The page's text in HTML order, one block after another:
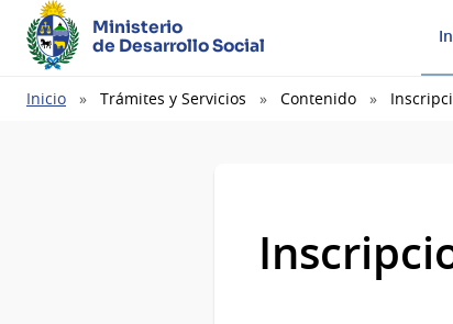
Ministerio
de Desarrollo Social
Ruta
Inicio Trámites y Servicios Contenido